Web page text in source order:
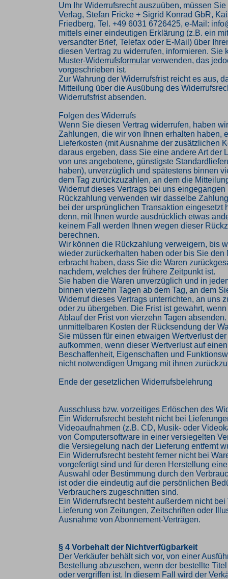
Um Ihr Widerrufsrecht auszuüben, müssen
Verlag, Stefan Fricke + Sigrid Konrad GbR,
Friedberg, Tel. +49 6031 6726425, e-Mail:
mittels einer eindeutigen Erklärung (z.B. ein
versandter Brief, Telefax oder E-Mail) über
diesen Vertrag zu widerrufen, informieren. Sie
Muster-Widerrufsformular verwenden, das
vorgeschrieben ist.
Zur Wahrung der Widerrufsfrist reicht es aus,
Mitteilung über die Ausübung des
Widerrufsfrist absenden.
Folgen des Widerrufs
Wenn Sie diesen Vertrag widerrufen, haben
Zahlungen, die wir von Ihnen erhalten haben,
Lieferkosten (mit Ausnahme der zusätzlichen
daraus ergeben, dass Sie eine andere Art der
von uns angebotene, günstigste
haben), unverzüglich und spätestens binnen
dem Tag zurückzuzahlen, an dem die
Widerruf dieses Vertrags bei uns eingegangen
Rückzahlung verwenden wir dasselbe
bei der ursprünglichen Transaktion eingesetzt
denn, mit Ihnen wurde ausdrücklich etwas
keinem Fall werden Ihnen wegen dieser
berechnen.
Wir können die Rückzahlung verweigern, bis
wieder zurückerhalten haben oder bis Sie den
erbracht haben, dass Sie die Waren
nachdem, welches der frühere Zeitpunkt ist.
Sie haben die Waren unverzüglich und in
binnen vierzehn Tagen ab dem Tag, an dem
Widerruf dieses Vertrags unterrichten, an uns
oder zu übergeben. Die Frist ist gewahrt,
Ablauf der Frist von vierzehn Tagen
unmittelbaren Kosten der Rücksendung der
Sie müssen für einen etwaigen Wertverlust
aufkommen, wenn dieser Wertverlust auf
Beschaffenheit, Eigenschaften und
nicht notwendigen Umgang mit ihnen
Ende der gesetzlichen Widerrufsbelehrung
Ausschluss bzw. vorzeitiges Erlöschen des
Ein Widerrufsrecht besteht nicht bei
Videoaufnahmen (z.B. CD, Musik- oder
von Computersoftware in einer versiegelten
die Versiegelung nach der Lieferung entfernt
Ein Widerrufsrecht besteht ferner nicht bei
vorgefertigt sind und für deren Herstellung
Auswahl oder Bestimmung durch den
ist oder die eindeutig auf die persönlichen
Verbrauchers zugeschnitten sind.
Ein Widerrufsrecht besteht außerdem nicht bei
Lieferung von Zeitungen, Zeitschriften oder
Ausnahme von Abonnement-Verträgen.
§ 4 Vorbehalt der Nichtverfügbarkeit
Der Verkäufer behält sich vor, von einer
Bestellung abzusehen, wenn der bestellte
oder vergriffen ist. In diesem Fall wird der